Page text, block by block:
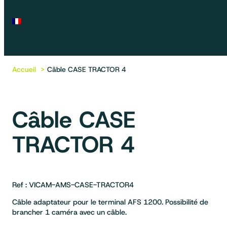
Accueil Câble CASE TRACTOR 4
Câble CASE
TRACTOR 4
Ref : VICAM-AMS-CASE-TRACTOR4
Câble adaptateur pour le terminal AFS 1200. Possibilité de
brancher 1 caméra avec un câble.